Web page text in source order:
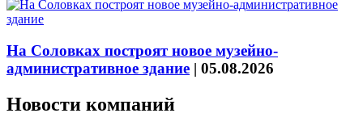
На Соловках построят новое музейно-
административное здание | 05.08.2026
Новости компаний